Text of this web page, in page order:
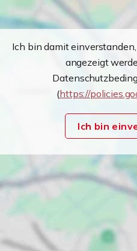
Ich bin damit
angezeigt
(https://
Ich bin